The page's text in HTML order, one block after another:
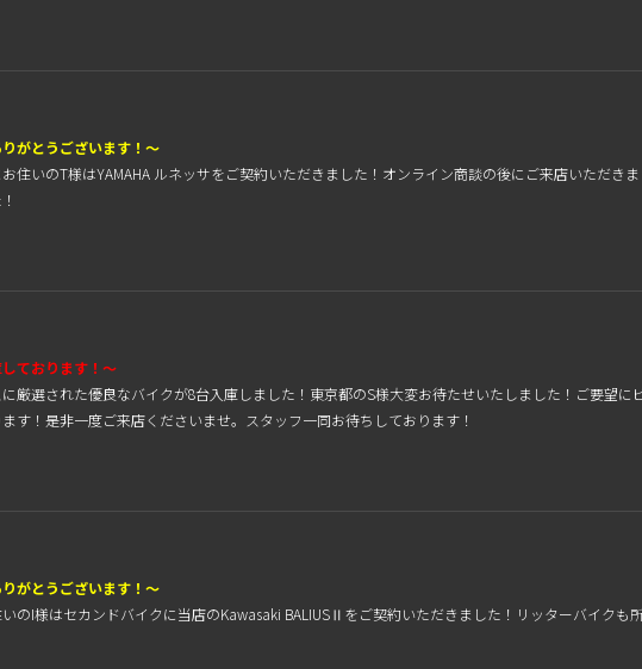
がとうございます！～
住いのT様はYAMAHA ルネッサをご契約いただきました！オンライン商談の後にご来店いただ
ております！～
厳選された優良なバイクが8台入庫しました！東京都のS様大変お待たせいたしました！ご要望
す！是非一度ご来店くださいませ。スタッフ一同お待ちしております！
がとうございます！～
のI様はセカンドバイクに当店のKawasaki BALIUSⅡをご契約いただきました！リッターバイク